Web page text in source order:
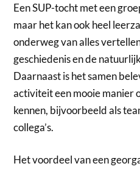
Een SUP-tocht met een
maar het kan ook heel
onderweg van alles
geschiedenis en de
Daarnaast is het samen
activiteit een mooie manier
kennen, bijvoorbeeld als
collega’s.
Het voordeel van een